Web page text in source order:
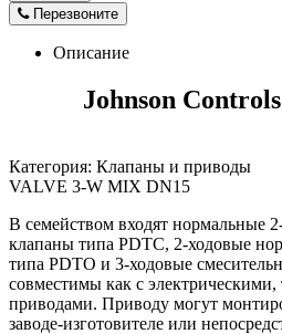
Перезвоните
Описание
Johnson
Категория: Клапаны и приводы
VALVE 3-W MIX DN15
В семейством входят нормальные
клапаны типа PDTC, 2-ходовые
типа PDTO и 3-ходовые
совместимы как с
приводами. Приводу могут
заводе-изготовителе или